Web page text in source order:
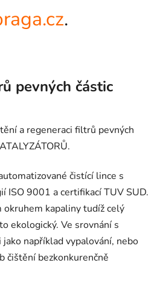
.
pevných částic
a regeneraci filtrů pevných
čistící lince s
ISO 9001 a certifikací TUV SUD.
kapaliny tudíž celý
ekologický. Ve srovnání s
například vypalování, nebo
čištění bezkonkurenčně